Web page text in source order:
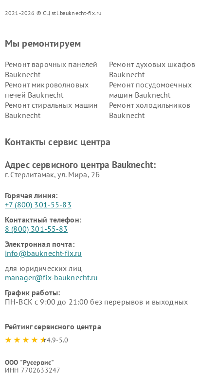
2021-2026 © СЦ stl.bauknecht-fix.ru
Мы ремонтируем
Ремонт варочных панелей
Bauknecht
Ремонт духовых шкафов
Bauknecht
Ремонт микроволновых
печей Bauknecht
Ремонт посудомоечных
машин Bauknecht
Ремонт стиральных машин
Bauknecht
Ремонт холодильников
Bauknecht
Контакты сервис центра
Адрес сервисного центра Bauknecht:
г. Стерлитамак, ул. Мира, 2Б
Горячая линия:
+7 (800) 301-55-83
Контактный телефон:
8 (800) 301-55-83
Электронная почта:
info@bauknecht-fix.ru
для юридических лиц
manager@fix-bauknecht.ru
График работы:
ПН-ВСК с 9:00 до 21:00 без перерывов и выходных
Рейтинг сервисного центра
4.9-5.0
ООО "Русервис"
ИНН 7702633247